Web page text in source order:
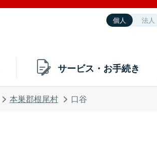
個人 法人
サービス・お手続き
本巣郡根尾村 口谷